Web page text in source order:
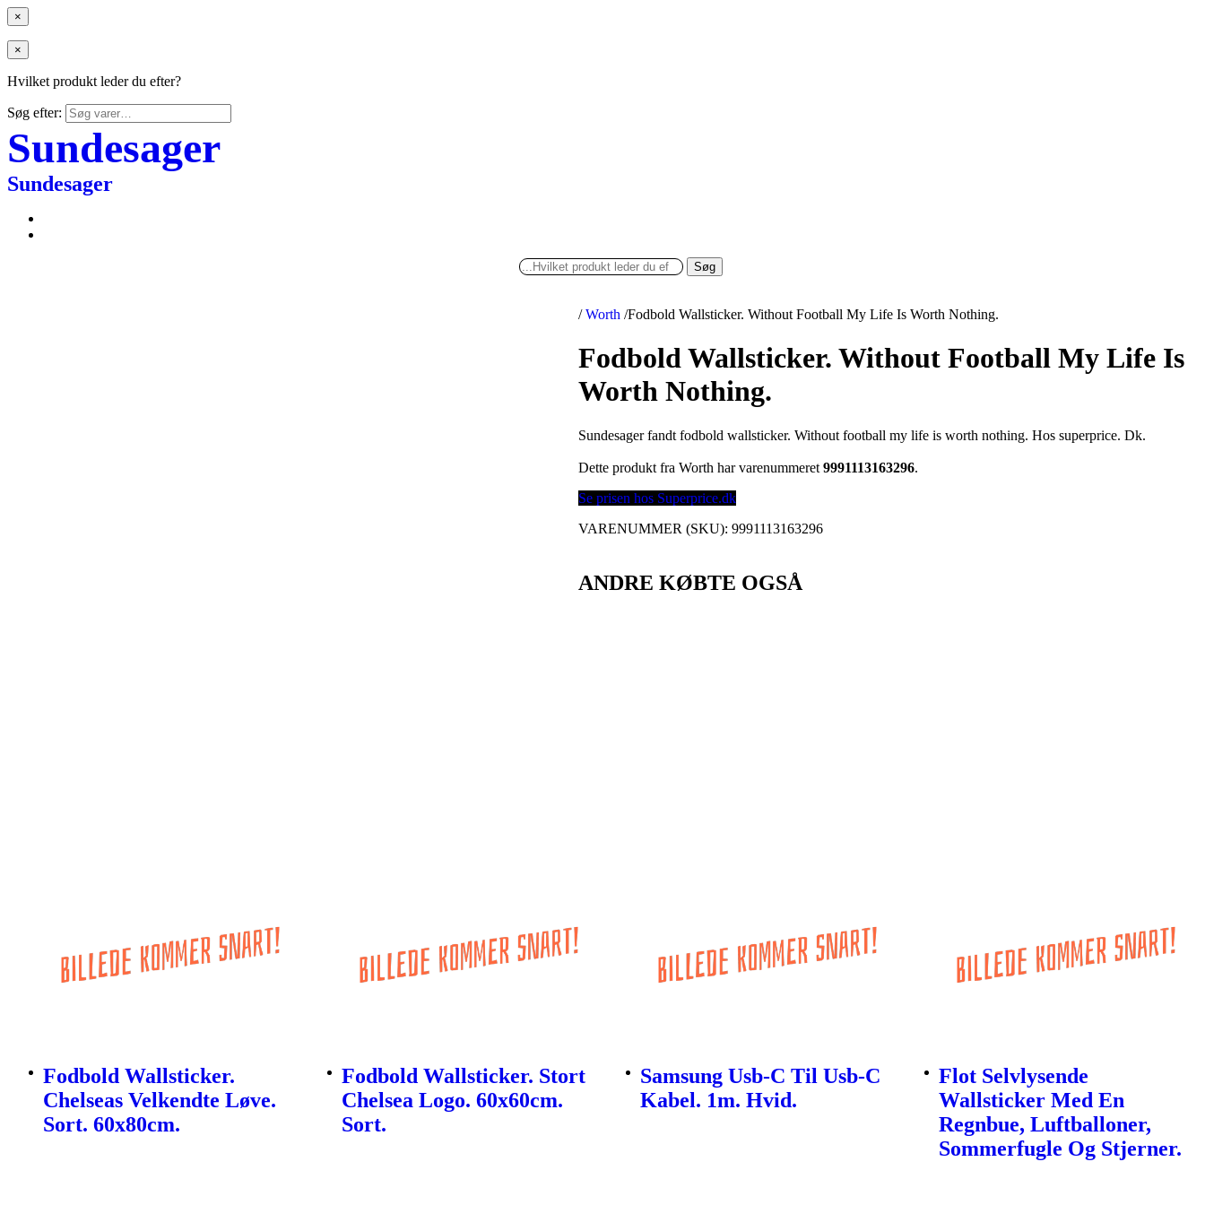
×
×
Hvilket produkt leder du efter?
Søg efter:
Sundesager
Sundesager
Søg
/ Worth /Fodbold Wallsticker. Without Football My Life Is Worth Nothing.
Fodbold Wallsticker. Without Football My Life Is
Worth Nothing.
Sundesager fandt fodbold wallsticker. Without football my life is worth nothing. Hos superprice. Dk.
Dette produkt fra Worth har varenummeret9991113163296.
Se prisen hos Superprice.dk
VARENUMMER (SKU):9991113163296
ANDRE KØBTE OGSÅ
Fodbold Wallsticker.
Chelseas Velkendte Løve.
Sort. 60x80cm.
Fodbold Wallsticker. Stort
Chelsea Logo. 60x60cm.
Sort.
Samsung Usb-C Til Usb-C
Kabel. 1m. Hvid.
Flot Selvlysende
Wallsticker Med En
Regnbue, Luftballoner,
Sommerfugle Og Stjerner.